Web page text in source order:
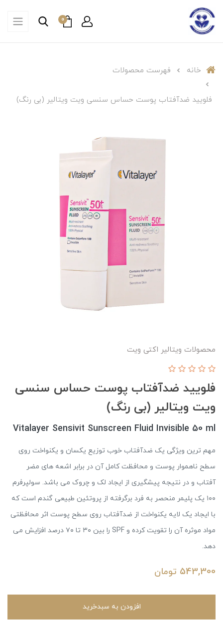
0
خانه فهرست محصولات
فلویید ضدآفتاب پوست حساس سنسی ویت ویتالیر (بی رنگ)
محصولات ویتالیر اکتی ویت
فلویید ضدآفتاب پوست حساس سنسی
ویت ویتالیر (بی رنگ)
Vitalayer Sensivit Sunscreen Fluid Invisible 50 ml
مهم ترین ویژگی یک ضدآفتاب خوب توزیع یکسان و یکنواخت روی
سطح ناهموار پوست و محافظت کامل آن در برابر اشعه های مضر
آفتاب و در نتیجه پیشگیری از ایجاد لک و چروک می باشد. سولپرفرم
۱۰۰ یک پلیمر منحصر به فرد برگرفته از پروتئین طبیعی گندم است که
با ایجاد یک لایه یکنواخت از ضدآفتاب روی سطح پوست اثر محافظتی
مواد موثره آن را تقویت کرده و SPF را بین ۳۰ تا ۷۰ درصد افزایش می
دهد.
543,300 تومان
افزودن به سبدخرید